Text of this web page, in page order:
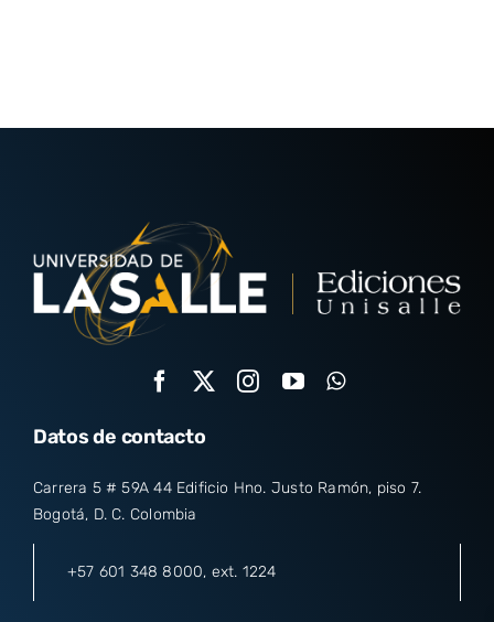
Datos de contacto
Carrera 5 # 59A 44 Edificio Hno. Justo Ramón, piso 7.
Bogotá, D. C. Colombia
+57 601 348 8000, ext. 1224